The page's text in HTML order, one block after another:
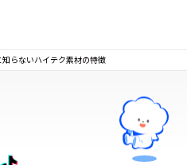
らないハイテク素材の特徴